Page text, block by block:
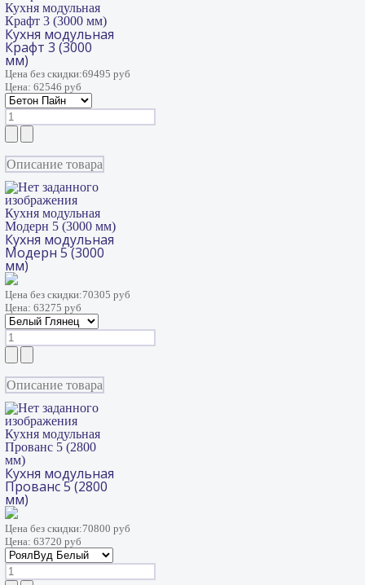
Кухня модульная
Крафт 3 (3000 мм)
Кухня модульная
Крафт 3 (3000
мм)
Цена без скидки:69495 руб
Цена: 62546 руб
Описание товара
Кухня модульная
Модерн 5 (3000 мм)
Кухня модульная
Модерн 5 (3000
мм)
Цена без скидки:70305 руб
Цена: 63275 руб
Описание товара
Кухня модульная
Прованс 5 (2800
мм)
Кухня модульная
Прованс 5 (2800
мм)
Цена без скидки:70800 руб
Цена: 63720 руб